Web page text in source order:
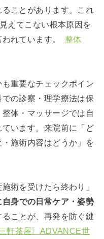
ことがあります。これ
えてこない根本原因を
れています。 整体
重要なチェックポイン
の診察・理学療法は保
体・マッサージでは自
います。来院前に「ど
施術内容はどうか」を
術を受けたら終わり」
自身での日常ケア・姿勢
ることが、再発を防ぐ鍵
軒茶屋〗ADVANCE世